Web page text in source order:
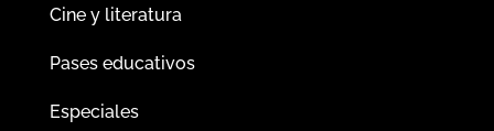
Cine y literatura
Pases educativos
Especiales